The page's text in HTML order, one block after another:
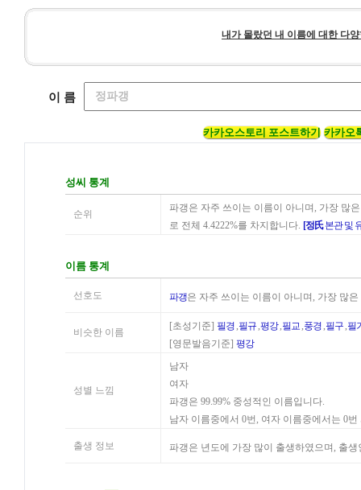
내가 몰랐던 내 이름에 대한 다
이 름
카카오스토리 포스트하기 카카오
성씨 통계
순위
파갱은 자주 쓰이는 이름이 아니며, 가장 많
로 전체 4.4222%를 차지합니다. [정氏본관 및
이름 통계
선호도 파갱은 자주 쓰이는 이름이 아니며, 가장 많
비슷한 이름
[초성기준] 필경,필규,평강,필교,풍경,필구,필
[영문발음기준] 평강
성별 느낌
남자
여자
파갱은 99.99% 중성적인 이름입니다.
남자 이름중에서 0번, 여자 이름중에서는 0
출생 정보 파갱은 년도에 가장 많이 출생하였으며, 출